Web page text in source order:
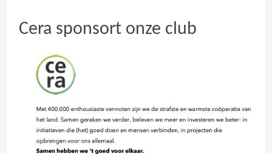
Cera sponsort onze club